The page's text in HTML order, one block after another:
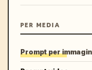
PER MEDIA
Prompt per